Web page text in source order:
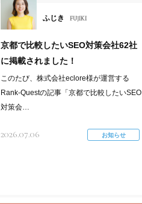
ふじき FUJIKI
お知らせ
京都で比較したいSEO対策会社62社
に掲載されました！
このたび、株式会社eclore様が運営する
Rank-Questの記事「京都で比較したいSEO
対策会…
2026.07.06